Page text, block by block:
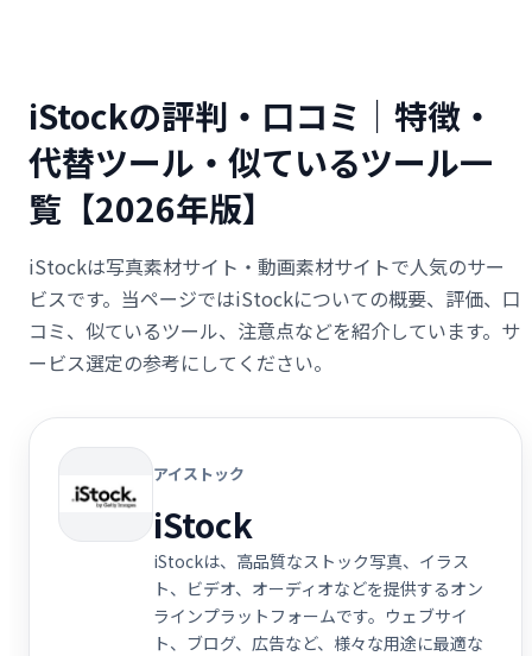
iStockの評判・口コミ｜特徴・
代替ツール・似ているツール一
覧【2026年版】
iStockは写真素材サイト・動画素材サイトで人気のサー
ビスです。当ページではiStockについての概要、評価、口
コミ、似ているツール、注意点などを紹介しています。サ
ービス選定の参考にしてください。
アイストック
iStock
iStockは、高品質なストック写真、イラス
ト、ビデオ、オーディオなどを提供するオン
ラインプラットフォームです。ウェブサイ
ト、ブログ、広告など、様々な用途に最適な